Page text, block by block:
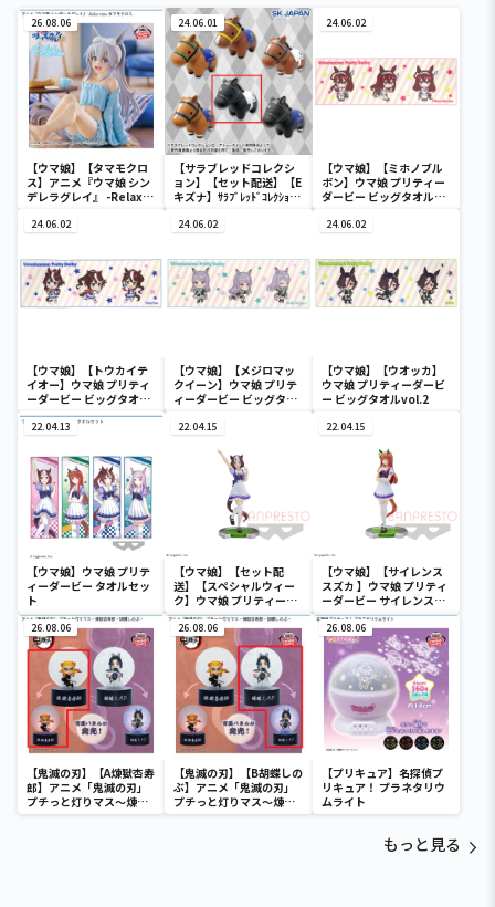
26.08.06
【ウマ娘】【タマモクロ
ス】アニメ『ウマ娘 シン
デレラグレイ』 -Relax
24.06.01
【サラブレッドコレクシ
ョン】【セット配送】【E
キズナ】ｻﾗﾌﾞﾚｯﾄﾞｺﾚｸｼｮﾝｿ
24.06.02
【ウマ娘】【ミホノブル
ボン】ウマ娘 プリティー
ダービー ビッグタオル
24.06.02
【ウマ娘】【トウカイテ
イオー】ウマ娘 プリティ
ーダービー ビッグタオル
vol.3
24.06.02
【ウマ娘】【メジロマッ
クイーン】ウマ娘 プリテ
ィーダービー ビッグタオ
24.06.02
【ウマ娘】【ウオッカ】
ウマ娘 プリティーダービ
ー ビッグタオルvol.2
22.04.13
【ウマ娘】ウマ娘 プリテ
ィーダービー タオルセッ
ト
22.04.15
【ウマ娘】【セット配
送】【スペシャルウィー
ク】ウマ娘 プリティーダ
ービー スペシャルウィー
ク フィギュア
22.04.15
【ウマ娘】【サイレンス
スズカ 】ウマ娘 プリティ
ーダービー サイレンスス
ズカ フィギュア
26.08.06
【鬼滅の刃】【A煉獄杏寿
郎】アニメ「鬼滅の刃」
プチっと灯りマス～煉獄
杏寿郎・胡蝶しのぶ～
26.08.06
【鬼滅の刃】【B胡蝶しの
ぶ】アニメ「鬼滅の刃」
プチっと灯りマス～煉獄
杏寿郎・胡蝶しのぶ～
26.08.06
【プリキュア】名探偵プ
リキュア！ プラネタリウ
ムライト
もっと見る